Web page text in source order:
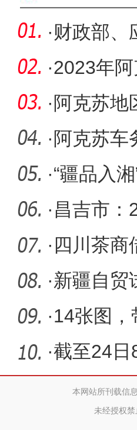
·财政部、
新疆救灾
·2023年
元
· 阿克苏地
· 阿克苏车
·“疆品入
贩式
·昌吉市：
· 四川茶
传播中国
·新疆自贸
服务中心
·14张图
·截至24日
震1104次
本网站所刊载信
未经授权